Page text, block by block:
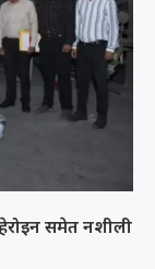
समेत नशीली